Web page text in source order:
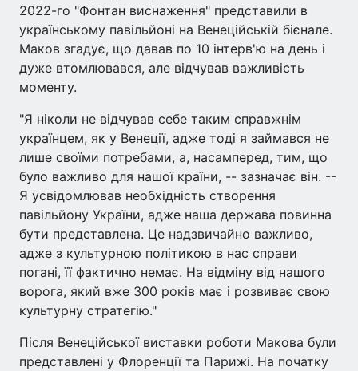
2022-го "Фонтан виснаження" представили в
українському павільйоні на Венеційській бієнале.
Маков згадує, що давав по 10 інтерв'ю на день і
дуже втомлювався, але відчував важливість
моменту.
"Я ніколи не відчував себе таким справжнім
українцем, як у Венеції, адже тоді я займався не
лише своїми потребами, а, насамперед, тим, що
було важливо для нашої країни, -- зазначає він. --
Я усвідомлював необхідність створення
павільйону України, адже наша держава повинна
бути представлена. Це надзвичайно важливо,
адже з культурною політикою в нас справи
погані, її фактично немає. На відміну від нашого
ворога, який вже 300 років має і розвиває свою
культурну стратегію."
Після Венеційської виставки роботи Макова були
представлені у Флоренції та Парижі. На початку